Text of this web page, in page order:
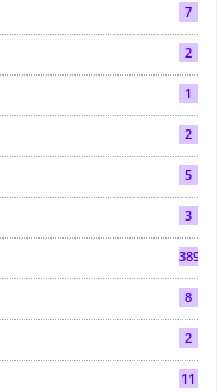
7
2
1
2
5
3
3892
8
2
11